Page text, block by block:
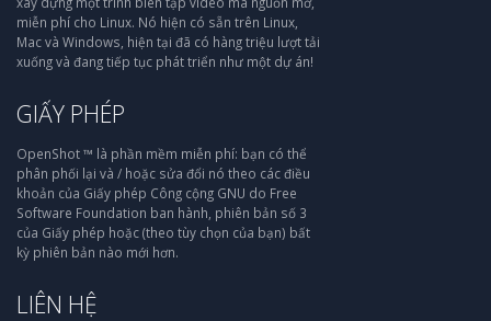
miễn phí cho Linux. Nó hiện có sẵn trên Linux,
Mac và Windows, hiện tại đã có hàng triệu lượt tải
xuống và đang tiếp tục phát triển như một dự án!
GIẤY PHÉP
OpenShot ™ là phần mềm miễn phí: bạn có thể
phân phối lại và / hoặc sửa đổi nó theo các điều
khoản của Giấy phép Công cộng GNU do Free
Software Foundation ban hành, phiên bản số 3
của Giấy phép hoặc (theo tùy chọn của bạn) bất
kỳ phiên bản nào mới hơn.
LIÊN HỆ